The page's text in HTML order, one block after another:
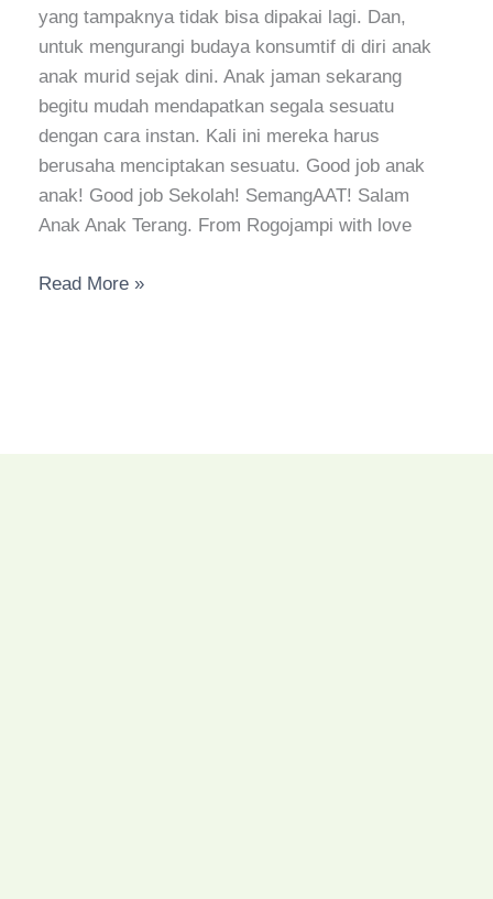
yang tampaknya tidak bisa dipakai lagi. Dan,
untuk mengurangi budaya konsumtif di diri anak
anak murid sejak dini. Anak jaman sekarang
begitu mudah mendapatkan segala sesuatu
dengan cara instan. Kali ini mereka harus
berusaha menciptakan sesuatu. Good job anak
anak! Good job Sekolah! SemangAAT! Salam
Anak Anak Terang. From Rogojampi with love
Read More »